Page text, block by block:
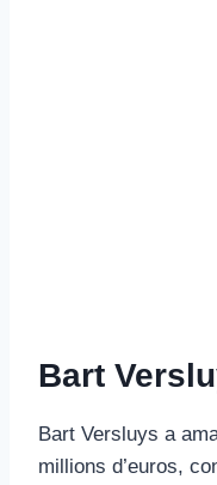
Bart
Bart Versluys a
millions d’euros,